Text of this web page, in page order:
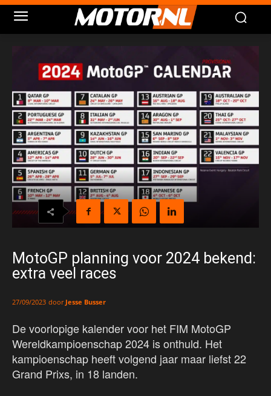
MotoGP planning voor 2024 bekend:
extra veel races
27/09/2023 door Jesse Busser
De voorlopige kalender voor het FIM MotoGP
Wereldkampioenschap 2024 is onthuld. Het
kampioenschap heeft volgend jaar maar liefst 22
Grand Prixs, in 18 landen.